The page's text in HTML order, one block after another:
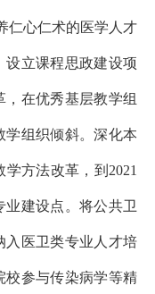
仁心仁术的医学人才
设立课程思政建设项
，在优秀基层教学组
学组织倾斜。深化本
方法改革，到2021
业建设点。将公共卫
入医卫类专业人才培
校参与传染病学等精